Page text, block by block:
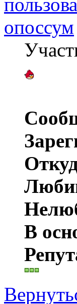
опоссум
В